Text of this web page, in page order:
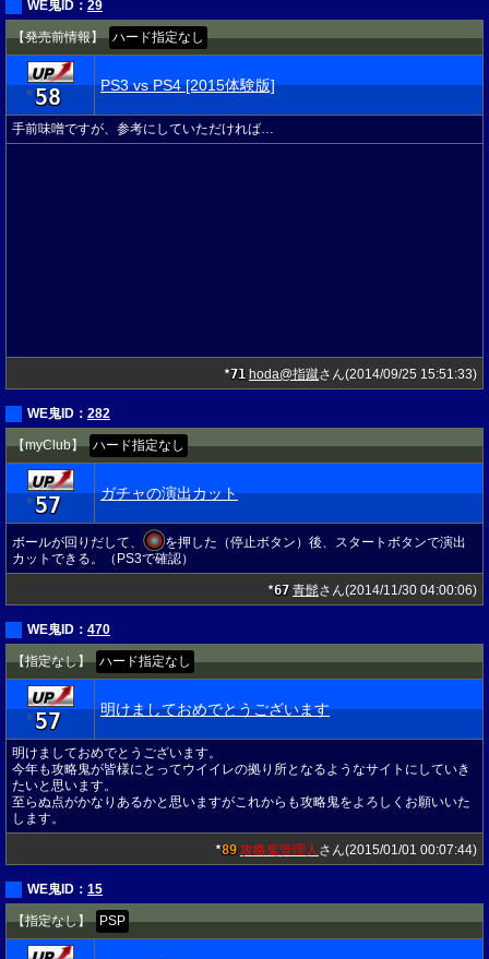
WE鬼ID： 29
【発売前情報】 ハード指定なし
★58 PS3 vs PS4 [2015体験版]
手前味噌ですが、参考にしていただければ…
★71 hoda@指蹴さん(2014/09/25 15:51:33)
WE鬼ID： 282
【myClub】 ハード指定なし
★57 ガチャの演出カット
ボールが回りだして、
を押した（停止ボタン）後、スタートボタンで演出
カットできる。（PS3で確認）
★67 青髭さん(2014/11/30 04:00:06)
WE鬼ID： 470
【指定なし】 ハード指定なし
★57 明けましておめでとうございます
明けましておめでとうございます。
今年も攻略鬼が皆様にとってウイイレの拠り所となるようなサイトにしていき
たいと思います。
至らぬ点がかなりあるかと思いますがこれからも攻略鬼をよろしくお願いいた
します。
★89 攻略鬼管理人 さん(2015/01/01 00:07:44)
WE鬼ID： 15
【指定なし】 PSP